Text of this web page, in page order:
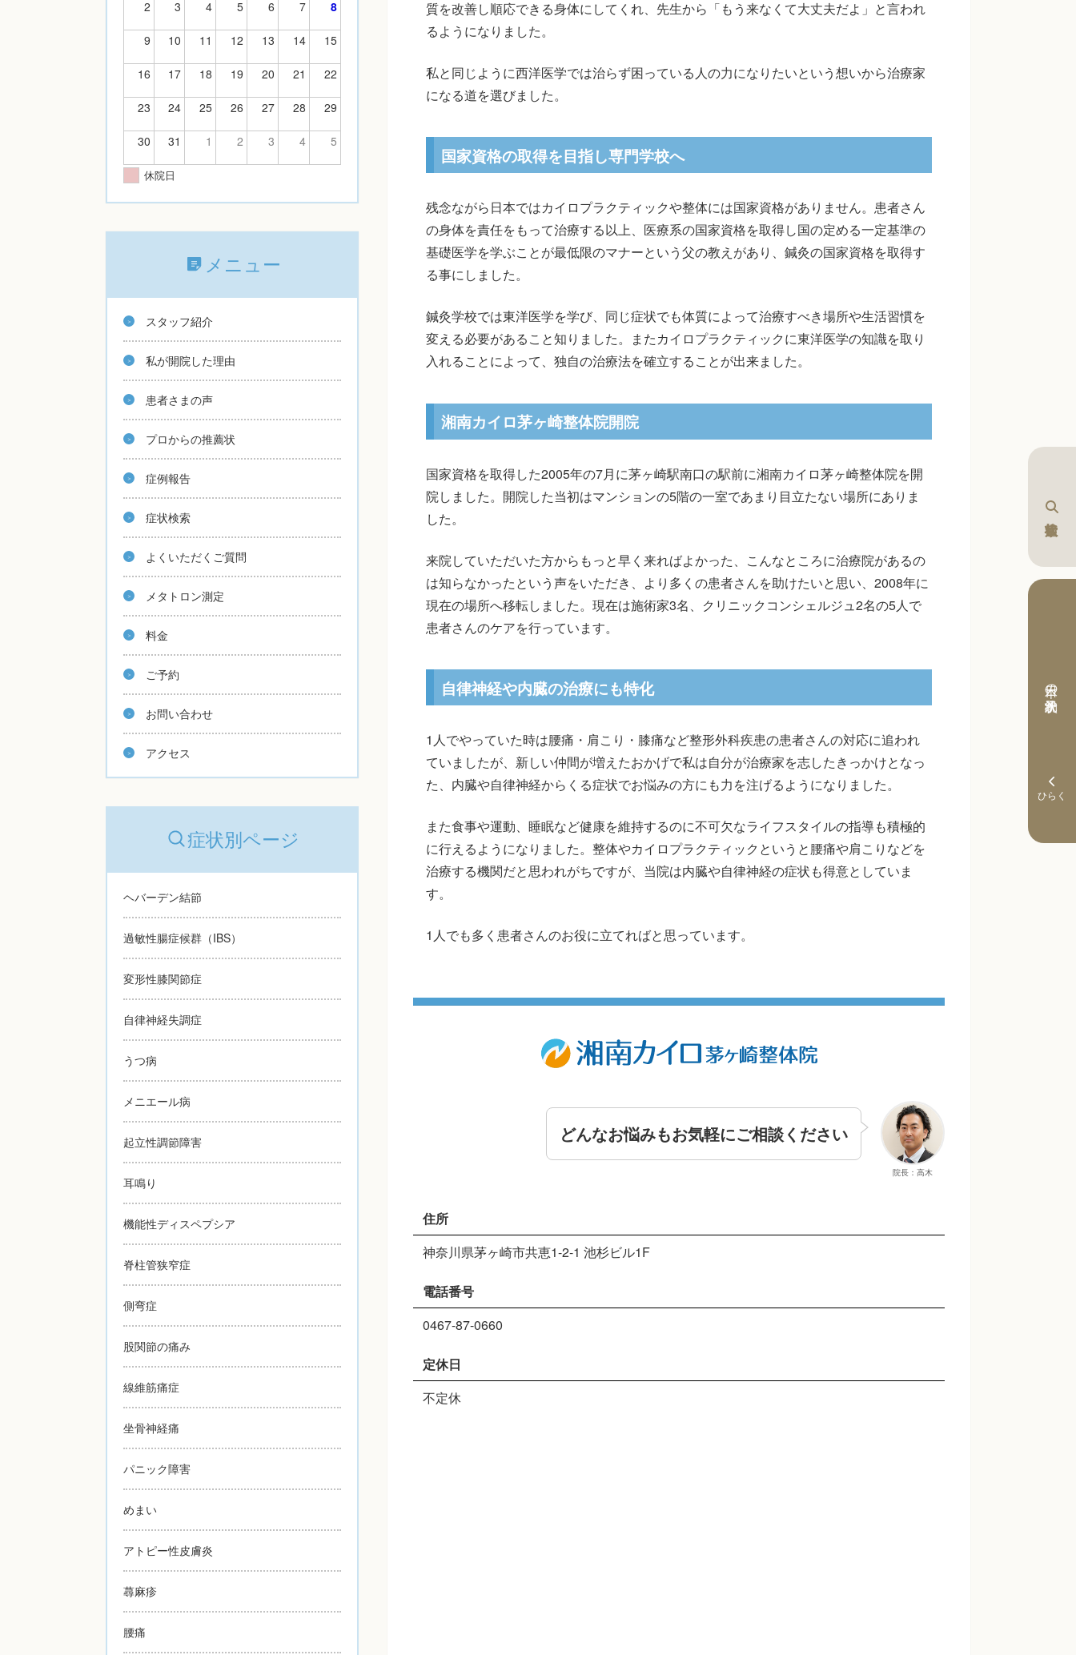
本日の予約状況
質を改善し順応できる身体にしてくれ、先生から「もう来なくて大丈夫だよ」と言われ
るようになりました。
私と同じように西洋医学では治らず困っている人の力になりたいという想いから治療家
になる道を選びました。
国家資格の取得を目指し専門学校へ
残念ながら日本ではカイロプラクティックや整体には国家資格がありません。患者さん
の身体を責任をもって治療する以上、医療系の国家資格を取得し国の定める一定基準の
基礎医学を学ぶことが最低限のマナーという父の教えがあり、鍼灸の国家資格を取得す
る事にしました。
鍼灸学校では東洋医学を学び、同じ症状でも体質によって治療すべき場所や生活習慣を
変える必要があること知りました。またカイロプラクティックに東洋医学の知識を取り
入れることによって、独自の治療法を確立することが出来ました。
湘南カイロ茅ヶ崎整体院開院
国家資格を取得した2005年の7月に茅ヶ崎駅南口の駅前に湘南カイロ茅ヶ崎整体院を開
院しました。開院した当初はマンションの5階の一室であまり目立たない場所にありま
した。
来院していただいた方からもっと早く来ればよかった、こんなところに治療院があるの
は知らなかったという声をいただき、より多くの患者さんを助けたいと思い、2008年に
現在の場所へ移転しました。現在は施術家3名、クリニックコンシェルジュ2名の5人で
患者さんのケアを行っています。
自律神経や内臓の治療にも特化
1人でやっていた時は腰痛・肩こり・膝痛など整形外科疾患の患者さんの対応に追われ
ていましたが、新しい仲間が増えたおかげで私は自分が治療家を志したきっかけとなっ
た、内臓や自律神経からくる症状でお悩みの方にも力を注げるようになりました。
また食事や運動、睡眠など健康を維持するのに不可欠なライフスタイルの指導も積極的
に行えるようになりました。整体やカイロプラクティックというと腰痛や肩こりなどを
治療する機関だと思われがちですが、当院は内臓や自律神経の症状も得意としていま
す。
1人でも多く患者さんのお役に立てればと思っています。
院長：高木
どんなお悩みもお気軽にご相談ください
住所
神奈川県茅ヶ崎市共恵1-2-1 池杉ビル1F
電話番号
0467-87-0660
定休日
不定休
2 3 4 5 6 7 8
9 10 11 12 13 14 15
16 17 18 19 20 21 22
23 24 25 26 27 28 29
30 31 1 2 3 4 5
休院日
メニュー
スタッフ紹介
私が開院した理由
患者さまの声
プロからの推薦状
症例報告
症状検索
よくいただくご質問
メタトロン測定
料金
ご予約
お問い合わせ
アクセス
症状別ページ
ヘバーデン結節
過敏性腸症候群（IBS）
変形性膝関節症
自律神経失調症
うつ病
メニエール病
起立性調節障害
耳鳴り
機能性ディスペプシア
脊柱管狭窄症
側弯症
股関節の痛み
線維筋痛症
坐骨神経痛
パニック障害
めまい
アトピー性皮膚炎
蕁麻疹
腰痛